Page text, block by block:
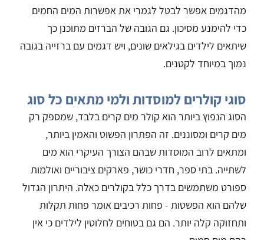
מהדגמים אפשר לבטל לגמרי את אפשרות המים החמים
כדי להימנע מסיכון. גם הגובה של הברזים מתוכנן כך
שיתאים לילדים בגילאים שונים, ויש דגמים עם ברזייה בגובה
נמוך במיוחד לקטנים.
סוגי קולרים למוסדות ולמי מתאים כל סוג
הסוג הנפוץ ביותר הוא קולר מים קרים בלבד, שמספק רק
מים קרים ומסוננים. זה הפתרון הפשוט והאמין ביותר,
ומתאים לרוב המוסדות שבהם הצורך העיקרי הוא מים
לשתייה. בתי ספר, חדרי כושר, פארקים ציבוריים ואולמות
ספורט משתמשים בדרך כלל בקולרים כאלה. היתרון הגדול
שלהם הוא הפשטות - פחות רכיבים אומר פחות תקלות
ותחזוקה קלה יותר. הם גם בטוחים לחלוטין לילדים כי אין